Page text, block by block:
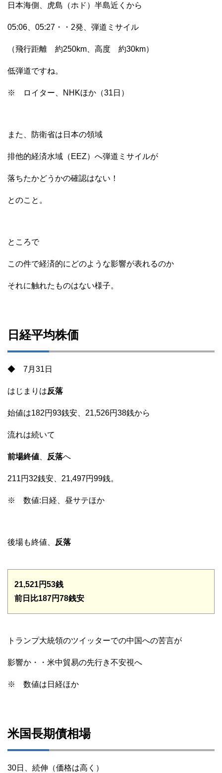
日本海側、虎島（ホド）半島近くから
05:06、05:27・・2発、弾道ミサイル
（飛行距離 約250km、高度 約30km）
低弾道ですね。
※ ロイター、NHKほか（31日）
また、防衛省は日本の領域
排他的経済水域（EEZ）へ弾道ミサイルが
落ちたかどうかの確認はない！
とのこと。
ところで
この件で経済的にどのような影響が表れるのか
それに触れたものはない様子。
日経平均株価
◆ 7月31日
はじまりは反落
始値は182円93銭安、21,526円38銭から
流れは続いて
前場終値 反落へ
211円32銭安、21,497円99銭。
※ 数値:日経、昼サテほか
後場も終値、 反落
21,521円53銭
前日比187円78銭安
トランプ大統領のツイッターでの中国への苦言が
影響か・・米中貿易の先行き不安視へ
※ 数値は日経ほか
米国長期債相場
30日、続伸（価格は高く）